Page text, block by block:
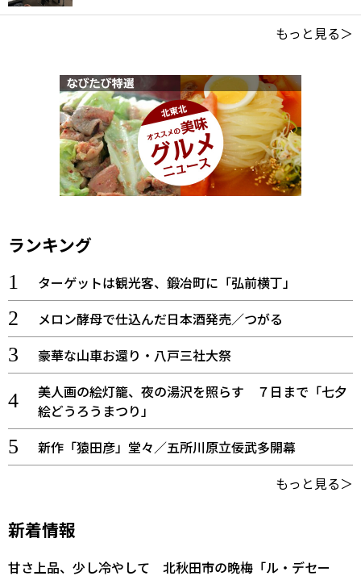
もっと見る＞
ランキング
ターゲットは観光客、鍛冶町に「弘前横丁」
メロン酵母で仕込んだ日本酒発売／つがる
豪華な山車お還り・八戸三社大祭
美人画の絵灯籠、夜の湯沢を照らす ７日まで「七夕
絵どうろうまつり」
新作「猿田彦」堂々／五所川原立佞武多開幕
もっと見る＞
新着情報
甘さ上品、少し冷やして 北秋田市の晩梅「ル・デセー